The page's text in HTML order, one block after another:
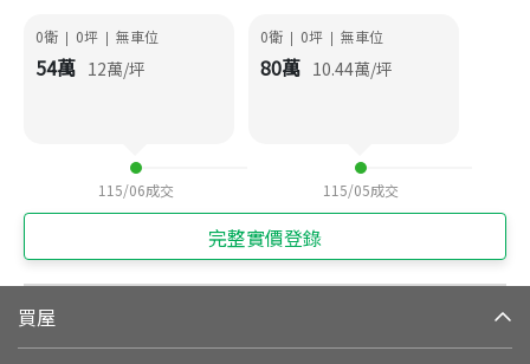
0衛 | 0坪 | 無車位
54萬 12萬/坪
115/06成交
0衛 | 0坪 | 無車位
80萬 10.44萬/坪
115/05成交
完整實價登錄
買屋